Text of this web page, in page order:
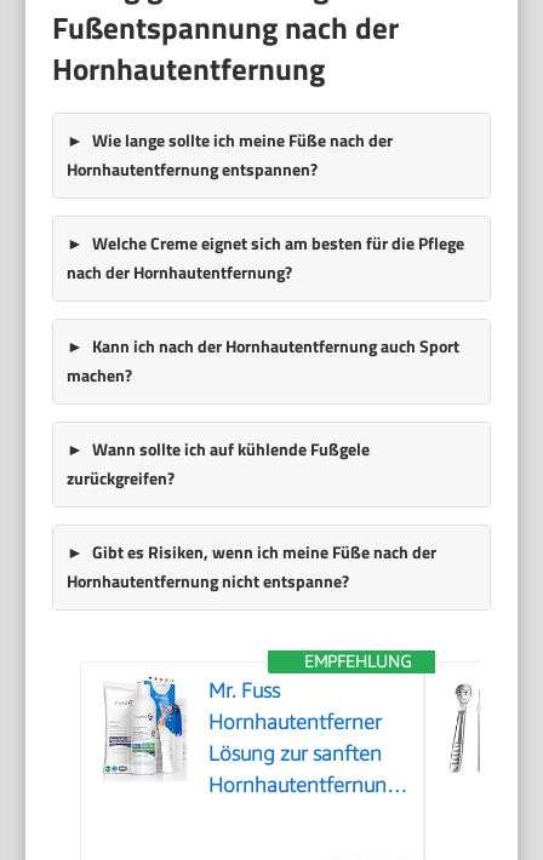
Fußentspannung nach der
Hornhautentfernung
Wie lange sollte ich meine Füße nach der
Hornhautentfernung entspannen?
Welche Creme eignet sich am besten für die Pflege
nach der Hornhautentfernung?
Kann ich nach der Hornhautentfernung auch Sport
machen?
Wann sollte ich auf kühlende Fußgele
zurückgreifen?
Gibt es Risiken, wenn ich meine Füße nach der
Hornhautentfernung nicht entspanne?
EMPFEHLUNG
Mr. Fuss
Hornhautentferner
Lösung zur sanften
Hornhautentfernung